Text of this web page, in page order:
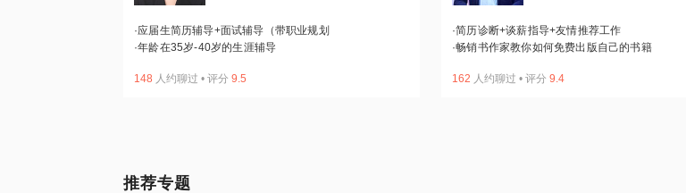
·应届生简历辅导+面试辅导（带职业规划
·年龄在35岁-40岁的生涯辅导
148 人约聊过 • 评分 9.5
·简历诊断+谈薪指导+友情推荐工作
·畅销书作家教你如何免费出版自己的书籍
162 人约聊过 • 评分 9.4
推荐专题